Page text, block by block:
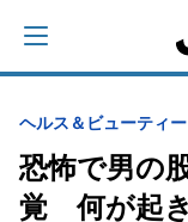
ヘルス＆ビューティー
恐怖で男の
覚 何が起